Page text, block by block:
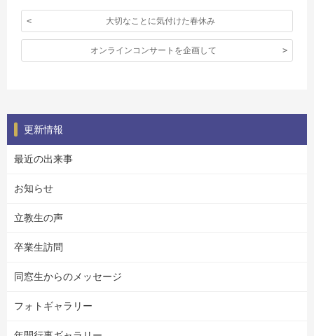
大切なことに気付けた春休み
オンラインコンサートを企画して
更新情報
最近の出来事
お知らせ
立教生の声
卒業生訪問
同窓生からのメッセージ
フォトギャラリー